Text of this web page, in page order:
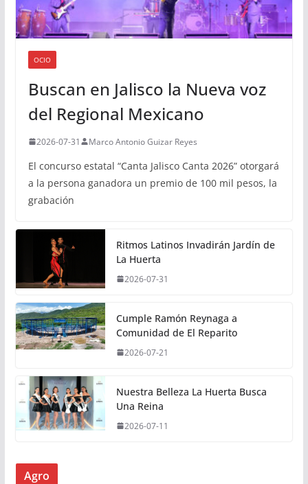
OCIO
Buscan en Jalisco la Nueva voz
del Regional Mexicano
2026-07-31 Marco Antonio Guizar Reyes
El concurso estatal “Canta Jalisco Canta 2026” otorgará
a la persona ganadora un premio de 100 mil pesos, la
grabación
Ritmos Latinos Invadirán Jardín de
La Huerta
2026-07-31
Cumple Ramón Reynaga a
Comunidad de El Reparito
2026-07-21
Nuestra Belleza La Huerta Busca
Una Reina
2026-07-11
Agro